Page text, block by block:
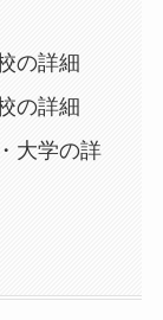
の詳細
の詳細
大学の詳